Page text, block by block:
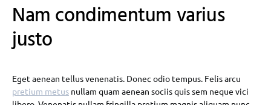
Nam condimentum varius
justo
Eget aenean tellus venenatis. Donec odio tempus. Felis arcu
pretium metus nullam quam aenean sociis quis sem neque vici